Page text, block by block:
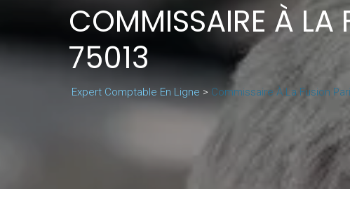
COMMISSAIRE À LA
75013
Expert Comptable En Ligne > Commissaire À La Fusion